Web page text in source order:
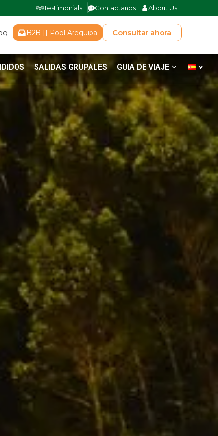
Testimonials Contactanos About Us
B2B || Pool Arequipa Consultar ahora
SALIDAS GRUPALES GUIA DE VIAJE